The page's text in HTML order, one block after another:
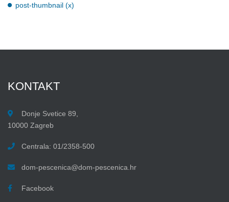
post-thumbnail (x)
KONTAKT
Donje Svetice 89,
10000 Zagreb
Centrala: 01/2358-500
dom-pescenica@dom-pescenica.hr
Facebook